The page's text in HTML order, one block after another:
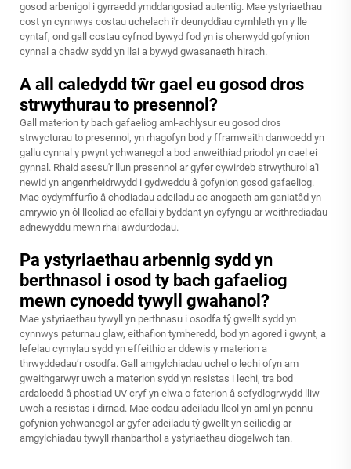
gosod arbenigol i gyrraedd ymddangosiad autentig. Mae ystyriaethau
cost yn cynnwys costau uchelach i'r deunyddiau cymhleth yn y lle
cyntaf, ond gall costau cyfnod bywyd fod yn is oherwydd gofynion
cynnal a chadw sydd yn llai a bywyd gwasanaeth hirach.
A all caledydd tŵr gael eu gosod dros
strwythurau to presennol?
Gall materion ty bach gafaeliog aml-achlysur eu gosod dros
strwycturau to presennol, yn rhagofyn bod y fframwaith danwoedd yn
gallu cynnal y pwynt ychwanegol a bod anweithiad priodol yn cael ei
gynnal. Rhaid asesu'r llun presennol ar gyfer cywirdeb strwythurol a'i
newid yn angenrheidrwydd i gydweddu â gofynion gosod gafaeliog.
Mae cydymffurfio â chodiadau adeiladu ac anogaeth am ganiatâd yn
amrywio yn ôl lleoliad ac efallai y byddant yn cyfyngu ar weithrediadau
adnewyddu mewn rhai awdurdodau.
Pa ystyriaethau arbennig sydd yn
berthnasol i osod ty bach gafaeliog
mewn cynoedd tywyll gwahanol?
Mae ystyriaethau tywyll yn perthnasu i osodfa tŷ gwellt sydd yn
cynnwys paturnau glaw, eithafion tymheredd, bod yn agored i gwynt, a
lefelau cymylau sydd yn effeithio ar ddewis y materion a
thrwyddedau’r osodfa. Gall amgylchiadau uchel o lechi ofyn am
gweithgarwyr uwch a materion sydd yn resistas i lechi, tra bod
ardaloedd â phostiad UV cryf yn elwa o faterion â sefydlogrwydd lliw
uwch a resistas i dirnad. Mae codau adeiladu lleol yn aml yn pennu
gofynion ychwanegol ar gyfer adeiladu tŷ gwellt yn seiliedig ar
amgylchiadau tywyll rhanbarthol a ystyriaethau diogelwch tan.